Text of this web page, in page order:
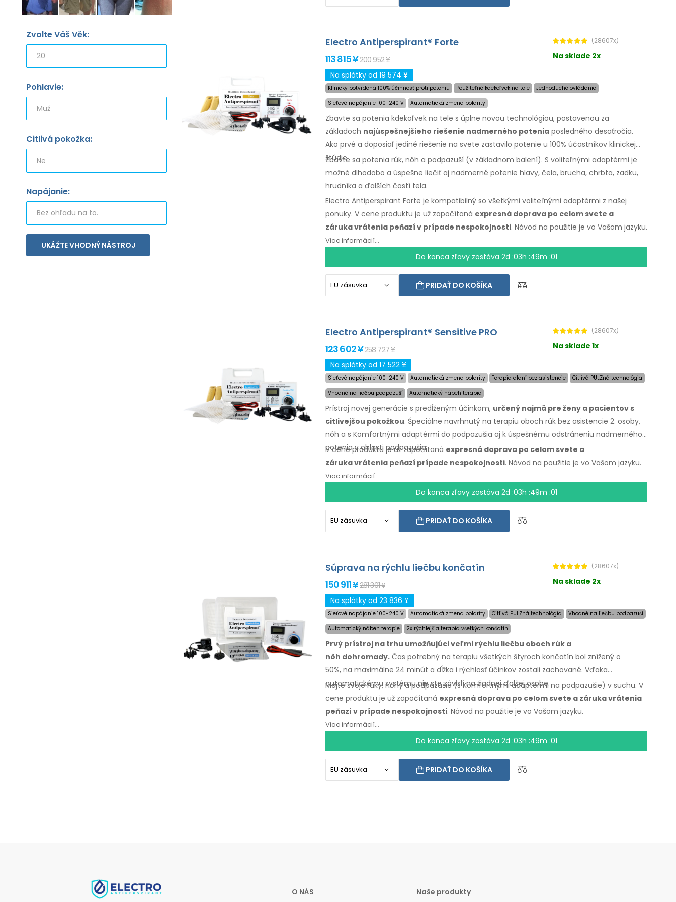
Zvolte Váš Věk:
Pohlavie:
Citlivá pokožka:
Napájanie:
UKÁŽTE VHODNÝ NÁSTROJ
batérie.
hlavy, čela, brucha, chrbta, zadku, hrudníka
Záruka vrátenia peňazí
prípadenespokojnosti svete zadarmo!
Electro Antiperspirant® Forte (28607x)
113 815 ¥200 952 ¥
Na sklade 2x
Na splátky od 19 574 ¥
Klinicky potvrdená 100% účinnosť proti poteniu Použiteľné kdekoľvek na tele
Jednoduché ovládanie
Sieťové napájanie 100-240 V
Automatická zmena polarity
Zbavte sa potenia kdekoľvek na tele s úplne novou technológiou, postavenou za
základoch najúspešnejšieho riešenie nadmerného potenia posledného desaťročia.
Ako prvé a doposiaľ jediné riešenie na svete zastavilo potenie u 100% účastníkov klinickej
štúdie.
Zbavte sa potenia rúk, nôh a podpazuší (v základnom balení). S voliteľnými adaptérmi je
možné dlhodobo a úspešne liečiť aj nadmerné potenie hlavy, čela, brucha, chrbta, zadku,
hrudníka a ďalších častí tela.
Electro Antiperspirant Forte je kompatibilný so všetkými voliteľnými adaptérmi z našej
ponuky. V cene produktu je už započítaná expresná doprava po celom svete a
zárukavrátenia peňazí v prípade nespokojnosti. Návod na použitie je vo Vašom jazyku.
Viac informácií...
Do konca zľavy zostáva 2d :03h :49m :01
PRIDAŤ DO KOŠÍKA
Electro Antiperspirant® Sensitive PRO (28607x)
123 602 ¥258 727 ¥
Na sklade 1x
Na splátky od 17 522 ¥
Sieťové napájanie 100-240 V Automatická zmena polarity Terapia dlaní bez asistencie
Citlivá PULZná technológia
Vhodné na liečbu podpazuší
Automatický nábeh terapie
Prístroj novej generácie s predĺženým účinkom, určený najmä pre ženy a pacientov s
citlivejšou pokožkou. Špeciálne navrhnutý na terapiu oboch rúk bez asistencie 2. osoby,
nôh a s Komfortnými adaptérmi do podpazušia aj k úspešnému odstráneniu nadmerného
poteniav oblasti podpazušia.
V cene produktu je už započítaná expresná doprava po celom svete a
zárukavrátenia peňazí prípade nespokojnosti. Návod na použitie je vo Vašom jazyku.
Viac informácií...
Do konca zľavy zostáva 2d :03h :49m :01
PRIDAŤ DO KOŠÍKA
Súprava na rýchlu liečbu končatín (28607x)
150 911 ¥281 301 ¥
Na sklade 2x
Na splátky od 23 836 ¥
Sieťové napájanie 100-240 V Automatická zmena polarity Citlivá PULZná technológia
Vhodné na liečbu podpazuší
Automatický nábeh terapie
2x rýchlejšia terapia všetkých končatín
Prvý prístroj na trhu umožňujúci veľmi rýchlu liečbu oboch rúk a
nôh dohromady. Čas potrebný na terapiu všetkých štyroch končatín bol znížený o
50%, na maximálne 24 minút a dĺžka i rýchlosť účinkov zostali zachované. Vďaka
automatickému systému nie ste závislína žiadnejďalšej osobe.
Majte svoje ruky, nohya podpazušie (s Komfortnýmiadaptérmi na podpazušie) v suchu. V
cene produktu je už započítaná expresná doprava po celom svete a zárukavrátenia
peňazí v prípade nespokojnosti. Návod na použitie je vo Vašom jazyku.
Viac informácií...
Do konca zľavy zostáva 2d :03h :49m :01
PRIDAŤ DO KOŠÍKA
O NÁS Naše produkty